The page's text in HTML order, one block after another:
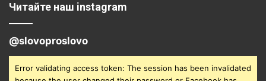
Читайте наш instagram
@slovoproslovo
Error validating access token: The session has been invalidated